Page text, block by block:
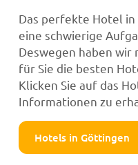
Das perfekte Hotel
eine schwierige
Deswegen haben
für Sie die besten
Klicken Sie auf das
Informationen zu
Hotels in Göttingen